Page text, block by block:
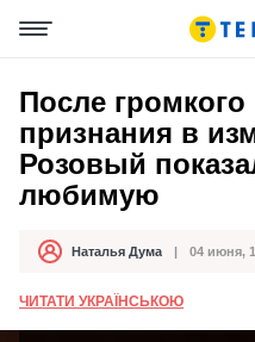
После громкого
признания в
Розовый
любимую
АвторНаталья Дума
Дата публикации 04 июня,
ЧИТАТИ УКРАЇНСЬКОЮ